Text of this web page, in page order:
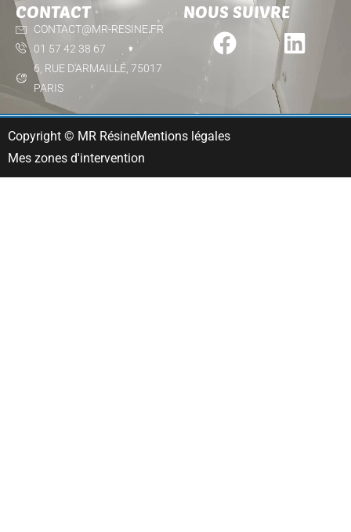
CONTACT
CONTACT@MR-RESINE.FR
01 57 42 38 67
6, RUE D'ARMAILLÉ, 75017
PARIS
NOUS SUIVRE
Copyright © MR RésineMentions légales
Mes zones d'intervention